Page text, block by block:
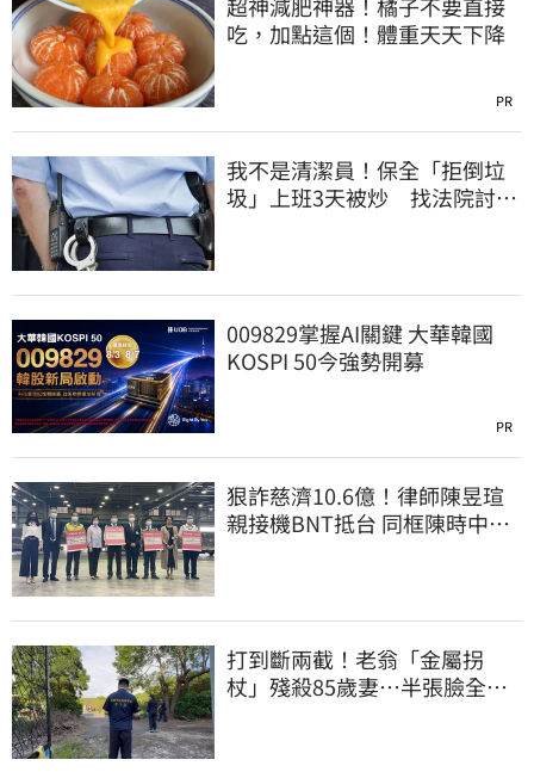
超神減肥神器！橘子不要直接
吃，加點這個！體重天天下降
PR
我不是清潔員！保全「拒倒垃
圾」上班3天被炒 找法院討公
009829掌握AI關鍵 大華韓國
KOSPI 50今強勢開募
PR
狠詐慈濟10.6億！律師陳昱瑄
親接機BNT抵台 同框陳時中、
打到斷兩截！老翁「金屬拐
杖」殘殺85歲妻…半張臉全